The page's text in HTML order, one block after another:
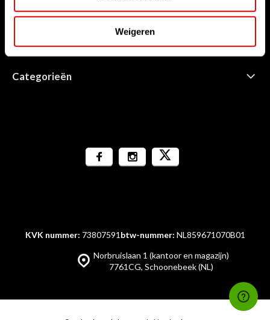
Weigeren
Klantenservice
Informatie
Categorieën
Norbruislaan 1 (kantoor en magazijn)
7761CG, Schoonebeek (NL)
KVK nummer: 73807591 btw-nummer: NL859671070B01